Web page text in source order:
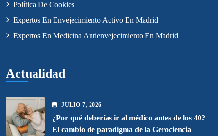
Política De Cookies
Expertos En Envejecimiento Activo En Madrid
Expertos En Medicina Antienvejecimiento En Madrid
Actualidad
JULIO7, 2026
¿Por qué deberías ir al médico antes de los 40?
El cambio de paradigma de la Gerociencia